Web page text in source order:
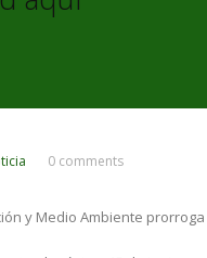
0 comments
y Medio Ambiente